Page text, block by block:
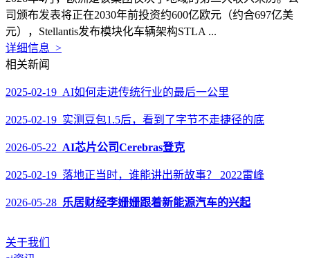
司颁布发表将正在2030年前投资约600亿欧元（约合697亿美
元），Stellantis发布模块化车辆架构STLA ...
详细信息 >
相关新闻
2025-02-19 AI如何走进传统行业的最后一公里
2025-02-19 实测豆包1.5后，看到了字节不走捷径的底
2026-05-22 AI芯片公司Cerebras登克
2025-02-19 落地正当时，谁能讲出新故事？ 2022雷峰
2026-05-28 乐居财经李姗姗跟着新能源汽车的兴起
关于我们